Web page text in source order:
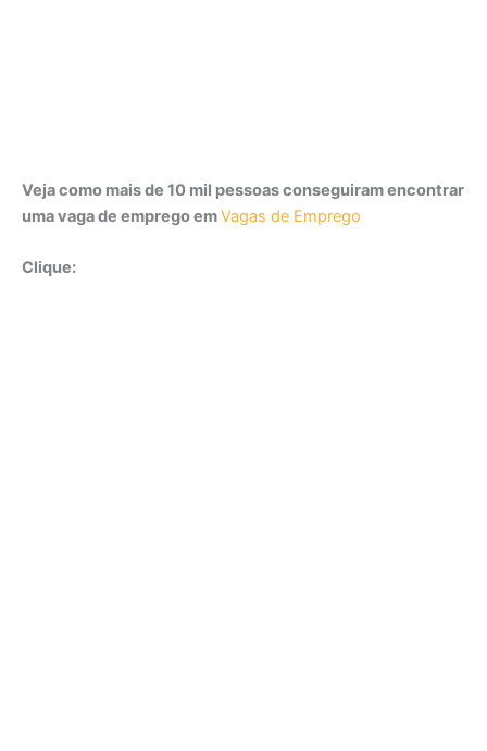
Veja como mais de 10 mil pessoas conseguiram encontrar
uma vaga de emprego emVagas de Emprego
Clique: